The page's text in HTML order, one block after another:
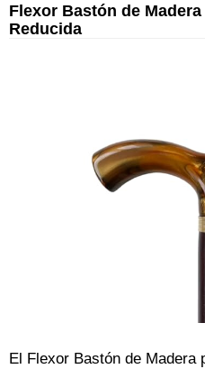
Flexor Bastón de
Reducida
El Flexor Bastón de Madera